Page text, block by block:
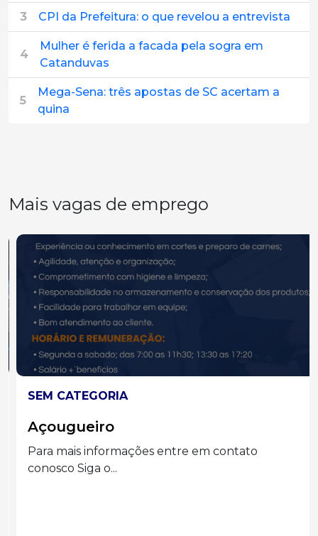
3 CPI da Prefeitura: o que revelou a entrevista
4
Mulher é ferida a facada pela sogra em
Catanduvas
5
Mega-Sena: três apostas de SC acertam a
quina
Mais vagas de emprego
SEM CATEGORIA
Açougueiro
Para mais informações entre em contato
conosco Siga o...